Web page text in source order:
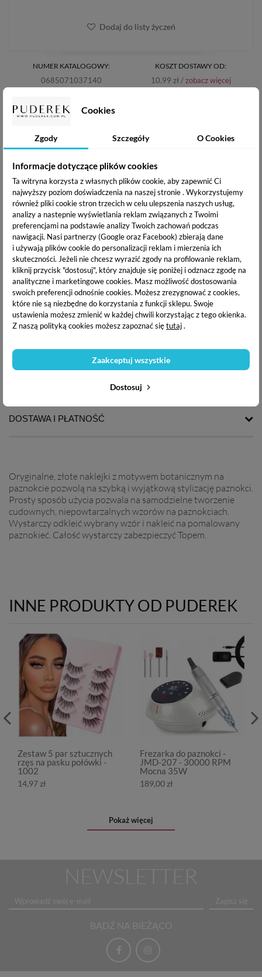
Cookies
Zgody Szczegóły O Cookies
Informacje dotyczące plików cookies
Ta witryna korzysta z własnych plików cookie, aby zapewnić Ci
najwyższy poziom doświadczenia na naszej stronie . Wykorzystujemy
również pliki cookie stron trzecich w celu ulepszenia naszych usług,
analizy a nastepnie wyświetlania reklam związanych z Twoimi
preferencjami na podstawie analizy Twoich zachowań podczas
nawigacji. Nasi partnerzy (Google oraz Facebook) zbierają dane
i używają plików cookie do personalizacji reklam i mierzenia ich
skuteczności. Jeżeli nie chcesz wyrazić zgody na profilowanie reklam,
kliknij przycisk "dostosuj", który znajduje się poniżej i odznacz zgodę na
analityczne i marketingowe cookies. Masz możliwość dostosowania
swoich preferencji odnośnie cookies. Możesz zrezygnować z cookies,
które nie są niezbędne do korzystania z funkcji sklepu. Swoje
ustawienia możesz zmienić w każdej chwili korzystając z tego okienka.
Z naszą polityką cookies możesz zapoznać siętutaj.
Dostosuj
Zaakceptuj wszystkie
NUMER KATALOGOWY:
0685071037140
24h
KOSZT DOSTAWY OD:
10.99 zł /zobacz więcej
Dodaj do listy życzeń
PUDEREK PRODUKTY
POWIĄZANE
Białe naklejki na paznokcie
koronkowe, białe kwiaty
Białe naklejki na paznokcie
koronkowe, białe kwiaty
DOSTAWA I PŁATNOŚĆ
Oryginalne, złote naklejki z motywem botanicznym na
paznokcie pozwolą na szybką i wyjątkową stylizację paznokci.
Prosty sposób użycia pozwala na samodzielne tworzenie
cudownych, niepowtarzalnych wzorów na paznokciach.
Wystarczy odkleić wybrany wzór i nakleić na pomalowany
paznokieć. Całość wystarczy zabezpieczyć Topem.
INNE PRODUKTY OD PUDEREK
Zestaw 5 par sztucznych
rzęs na pasku połówki -
1002
14,97 zł
Frezarka do paznokci -
JMD-207 - 30000 RPM
Mocna 35W
189,00 zł
Pokaż więcej
NEWSLETTER
Zapisz się
BĄDŹ NA BIEŻĄCO